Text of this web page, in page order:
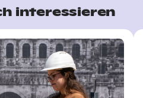
interessieren